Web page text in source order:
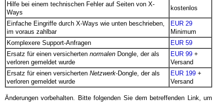
Hilfe bei einem technischen Fehler auf Seiten von X-
Ways
kostenlos
Einfache Eingriffe durch X-Ways wie unten beschrieben,
im voraus zahlbar
EUR 29
Minimum
Komplexere Support-Anfragen
EUR 59
Ersatz für einen versicherten normalen Dongle, der als
verloren gemeldet wurde
EUR 99 +
Versand
Ersatz für einen versicherten Netzwerk-Dongle, der als
verloren gemeldet wurde
EUR 199 +
Versand
Änderungen vorbehalten. Bitte folgenden Sie dem betreffenden Link, um